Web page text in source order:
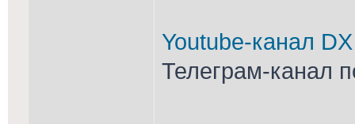
Youtube-канал
Телеграм-канал